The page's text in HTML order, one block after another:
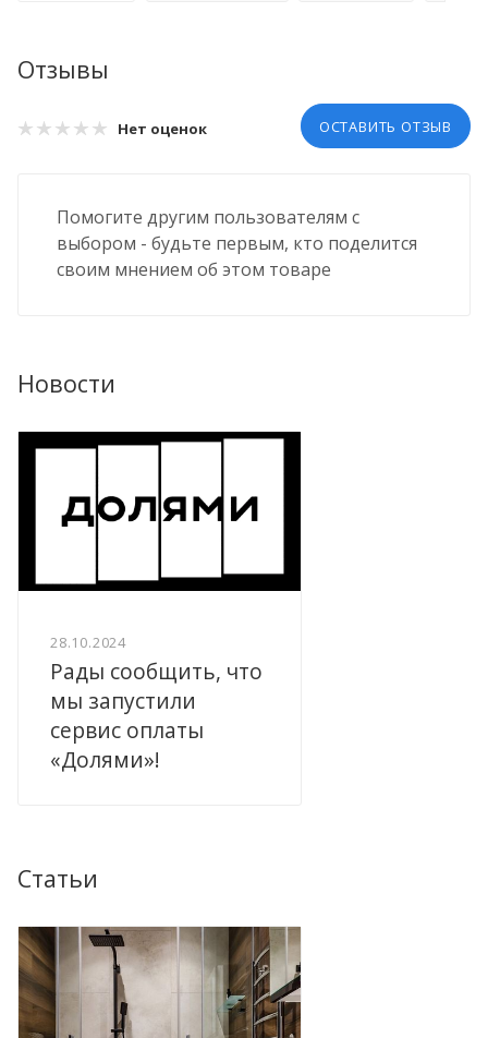
Отзывы
Нет оценок ОСТАВИТЬ ОТЗЫВ
Помогите другим пользователям с
выбором - будьте первым, кто поделится
своим мнением об этом товаре
Новости
28.10.2024
Рады сообщить, что
мы запустили
сервис оплаты
«Долями»!
Статьи